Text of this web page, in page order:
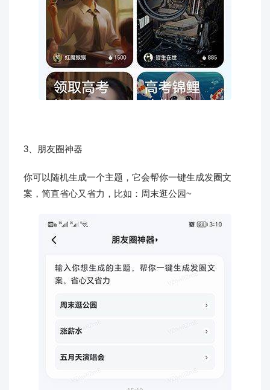
3、朋友圈神器
你可以随机生成一个主题，它会帮你一键生成发圈文
案，简直省心又省力，比如：周末逛公园~